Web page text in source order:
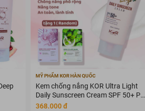
MỸ PHẨM KOR HÀN QUỐC
Kem chống nắng KOR Ultra Light
Daily Sunscreen Cream SPF 50+ PA
++++
368.000 đ